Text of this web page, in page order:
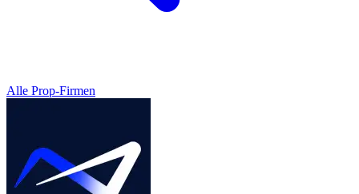
Alle Prop-Firmen